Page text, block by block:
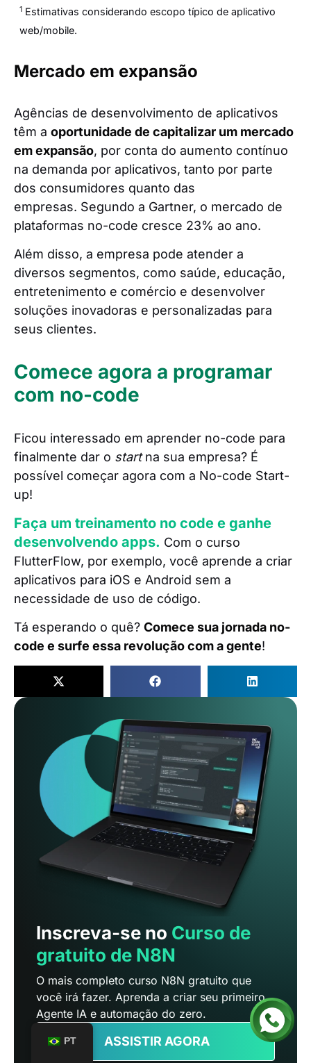
1 Estimativas considerando escopo típico de aplicativo
web/mobile.
Mercado em expansão
Agências de desenvolvimento de aplicativos
têm a oportunidade de capitalizar um mercado
em expansão, por conta do aumento contínuo
na demanda por aplicativos, tanto por parte
dos consumidores quanto das
empresas. Segundo a Gartner, o mercado de
plataformas no-code cresce 23% ao ano.
Além disso, a empresa pode atender a
diversos segmentos, como saúde, educação,
entretenimento e comércio e desenvolver
soluções inovadoras e personalizadas para
seus clientes.
Comece agora a programar
com no-code
Ficou interessado em aprender no-code para
finalmente dar o startna sua empresa? É
possível começar agora com a No-code Start-
up!
Faça um treinamento no code e ganhe
desenvolvendo apps. Com o curso
FlutterFlow, por exemplo, você aprende a criar
aplicativos para iOS e Android sem a
necessidade de uso de código.
Tá esperando o quê? Comece sua jornada no-
code e surfe essa revolução com a gente!
Inscreva-se no Curso de
gratuito de N8N
O mais completo curso N8N gratuito que
você irá fazer. Aprenda a criar seu primeiro
Agente IA e automação do zero.
ASSISTIR AGORA
PT